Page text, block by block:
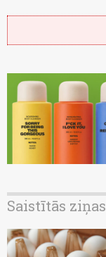
Saistītās ziņas